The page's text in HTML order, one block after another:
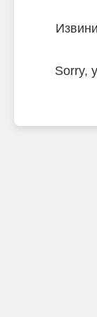
Sorry,